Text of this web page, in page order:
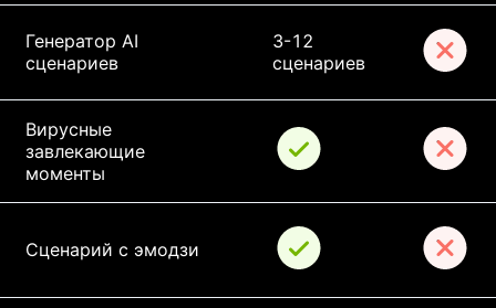
Генератор AI
сценариев
3-12
сценариев
Вирусные
завлекающие
моменты
Сценарий с эмодзи